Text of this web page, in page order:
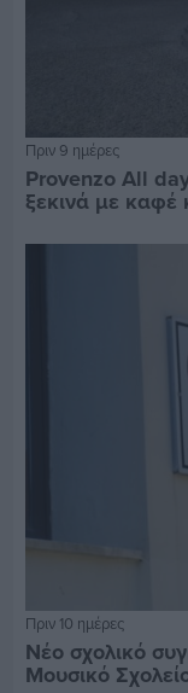
Πριν 9 ημέρες
Provenzo All
ξεκινά με καφέ
Πριν 10 ημέρες
Νέο σχολικό
Μουσικό